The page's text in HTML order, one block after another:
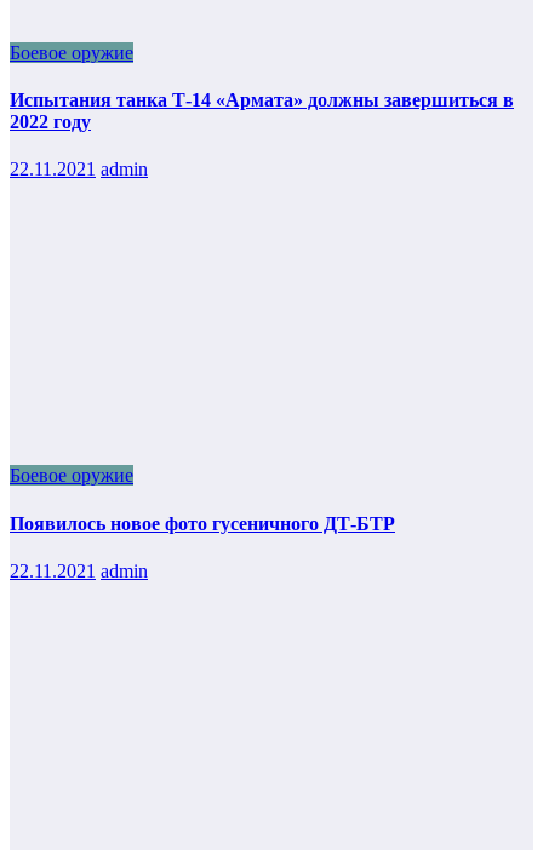
Боевое оружие
Испытания танка Т-14 «Армата» должны завершиться в
2022 году
22.11.2021 admin
Боевое оружие
Появилось новое фото гусеничного ДТ-БТР
22.11.2021 admin